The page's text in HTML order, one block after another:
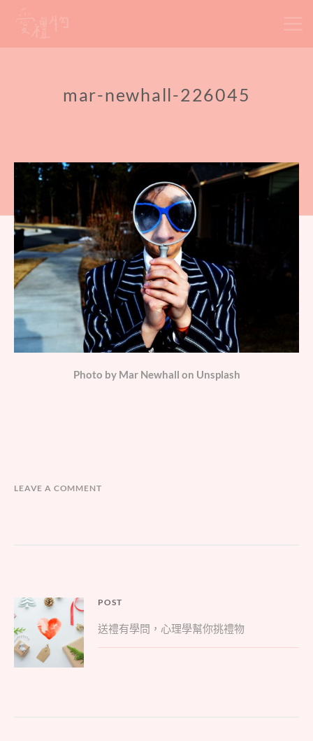
mar-newhall-226045
Photo by Mar Newhall on Unsplash
LEAVE A COMMENT
文
章
導
覽
POST
Parent
post:
送禮有學問，心理學幫你挑禮物